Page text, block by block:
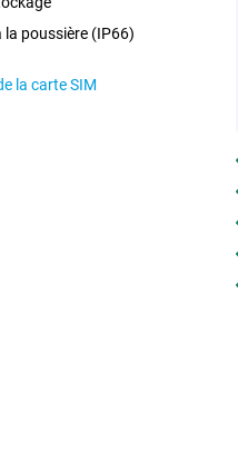
la poussière (IP66)
la carte SIM